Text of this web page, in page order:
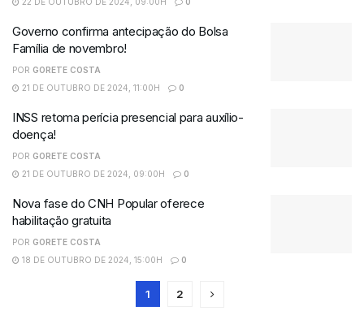
Governo confirma antecipação do Bolsa
Família de novembro!
POR GORETE COSTA
21 DE OUTUBRO DE 2024, 11:00H
0
INSS retoma perícia presencial para auxílio-
doença!
POR GORETE COSTA
21 DE OUTUBRO DE 2024, 09:00H
0
Nova fase do CNH Popular oferece
habilitação gratuita
POR GORETE COSTA
18 DE OUTUBRO DE 2024, 15:00H
0
1 2